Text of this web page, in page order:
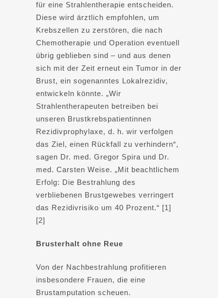
für eine Strahlentherapie entscheiden.
Diese wird ärztlich empfohlen, um
Krebszellen zu zerstören, die nach
Chemotherapie und Operation eventuell
übrig geblieben sind – und aus denen
sich mit der Zeit erneut ein Tumor in der
Brust, ein sogenanntes Lokalrezidiv,
entwickeln könnte. „Wir
Strahlentherapeuten betreiben bei
unseren Brustkrebspatientinnen
Rezidivprophylaxe, d. h. wir verfolgen
das Ziel, einen Rückfall zu verhindern“,
sagen Dr. med. Gregor Spira und Dr.
med. Carsten Weise. „Mit beachtlichem
Erfolg: Die Bestrahlung des
verbliebenen Brustgewebes verringert
das Rezidivrisiko um 40 Prozent.“ [1]
[2]
Brusterhalt ohne Reue
Von der Nachbestrahlung profitieren
insbesondere Frauen, die eine
Brustamputation scheuen.